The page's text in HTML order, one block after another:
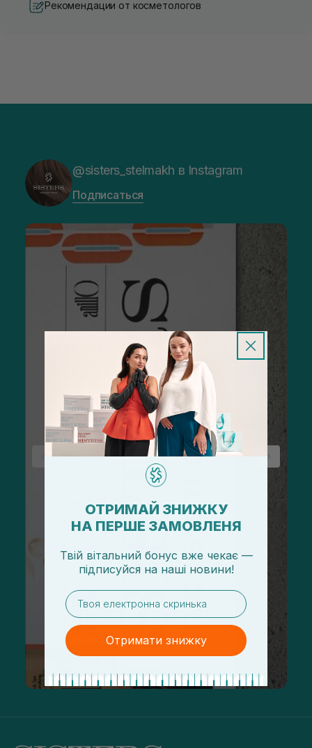
Рекомендации от косметологов
@sisters_stelmakh в Instagram
Подписаться
ОТРИМАЙ ЗНИЖКУ
НА ПЕРШЕ ЗАМОВЛЕНЯ
Твій вітальний бонус вже чекає —
підписуйся на наші новини!
email
Отримати знижку